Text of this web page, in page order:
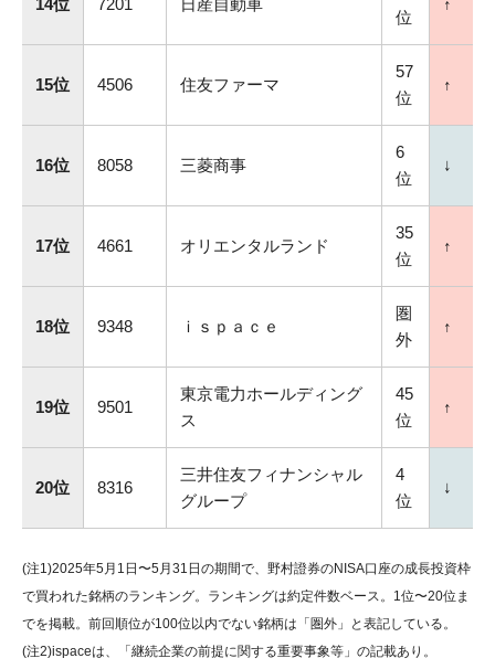
14位 7201 日産自動車
位
↑
15位 4506 住友ファーマ
57
位
↑
16位 8058 三菱商事
6
位
↓
17位 4661 オリエンタルランド
35
位
↑
18位 9348 ｉｓｐａｃｅ
圏
外
↑
19位 9501
東京電力ホールディング
ス
45
位
↑
20位 8316
三井住友フィナンシャル
グループ
4
位
↓
(注1)2025年5月1日〜5月31日の期間で、野村證券のNISA口座の成長投資枠
で買われた銘柄のランキング。ランキングは約定件数ベース。1位〜20位ま
でを掲載。前回順位が100位以内でない銘柄は「圏外」と表記している。
(注2)ispaceは、「継続企業の前提に関する重要事象等」の記載あり。